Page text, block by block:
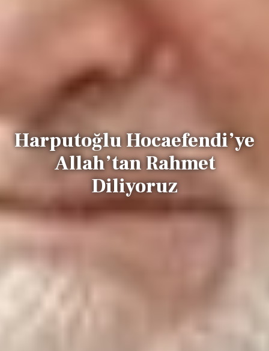
Harputoğlu Hocaefendi’ye
Allah’tan Rahmet
Diliyoruz